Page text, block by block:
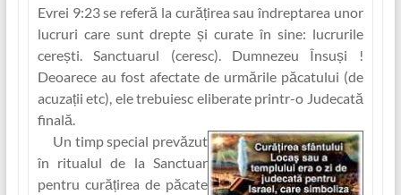
Evrei 9:23 se referă la cură‏țirea sau îndreptarea unor
lucruri care sunt drepte și curate în sine: lucrurile
cerești. Sanctuarul (ceresc). Dumnezeu Însuși !
Deoarece au fost afectate de urmările păcatului (de
acuza‏ții etc), ele trebuiesc eliberate printr-o Judecată
finală.
Un timp special prevăzut
în ritualul de la Sanctuar
pentru cură‏țirea de păcate